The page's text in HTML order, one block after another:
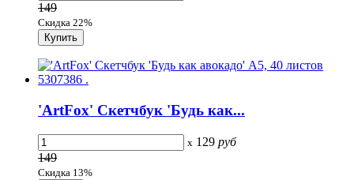
149
Скидка 22%
'ArtFox' Скетчбук 'Будь как...
x 129 руб
149
Скидка 13%